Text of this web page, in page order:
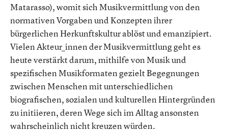
Matarasso), womit sich Musikvermittlung von den
normativen Vorgaben und Konzepten ihrer
bürgerlichen Herkunftskultur ablöst und emanzipiert.
Vielen Akteur_innen der Musikvermittlung geht es
heute verstärkt darum, mithilfe von Musik und
spezifischen Musikformaten gezielt Begegnungen
zwischen Menschen mit unterschiedlichen
biografischen, sozialen und kulturellen Hintergründen
zu initiieren, deren Wege sich im Alltag ansonsten
wahrscheinlich nicht kreuzen würden.